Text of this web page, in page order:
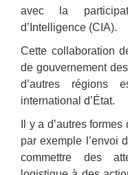
avec la
d’Intelligence (CIA).
Cette collaboration
de gouvernement
d’autres régions
international d’État.
Il y a d’autres
par exemple l’envoi
commettre des